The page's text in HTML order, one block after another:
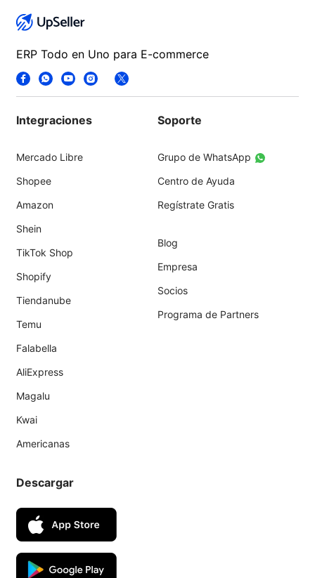
ERP Todo en Uno para E-commerce
Integraciones
Mercado Libre
Shopee
Amazon
Shein
TikTok Shop
Shopify
Tiendanube
Temu
Falabella
AliExpress
Magalu
Kwai
Americanas
Soporte
Grupo de WhatsApp
Centro de Ayuda
Regístrate Gratis
Blog
Empresa
Socios
Programa de Partners
Descargar